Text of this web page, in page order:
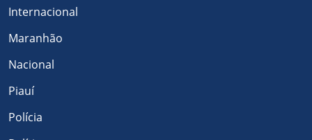
Internacional
Maranhão
Nacional
Piauí
Polícia